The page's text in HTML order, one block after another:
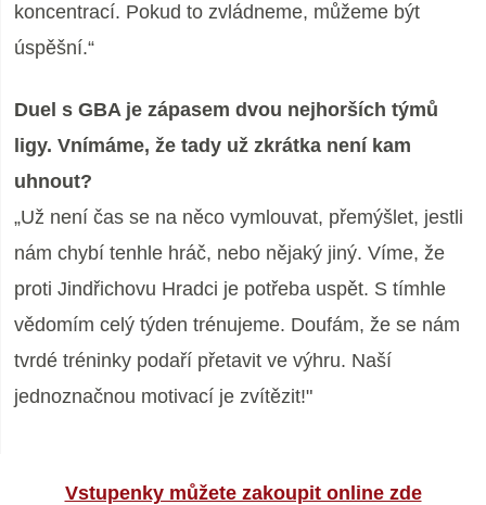
koncentrací. Pokud to zvládneme, můžeme být
úspěšní.“
Duel s GBA je zápasem dvou nejhorších týmů
ligy. Vnímáme, že tady už zkrátka není kam
uhnout?
„Už není čas se na něco vymlouvat, přemýšlet, jestli
nám chybí tenhle hráč, nebo nějaký jiný. Víme, že
proti Jindřichovu Hradci je potřeba uspět. S tímhle
vědomím celý týden trénujeme. Doufám, že se nám
tvrdé tréninky podaří přetavit ve výhru. Naší
jednoznačnou motivací je zvítězit!"
Vstupenky můžete zakoupit online zde